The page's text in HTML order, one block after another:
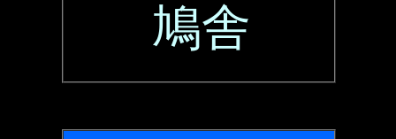
鳩舎